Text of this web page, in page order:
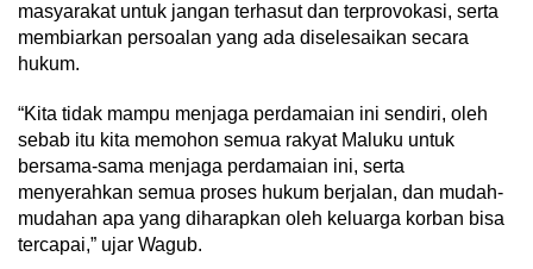
masyarakat untuk jangan terhasut dan terprovokasi, serta
membiarkan persoalan yang ada diselesaikan secara
hukum.
“Kita tidak mampu menjaga perdamaian ini sendiri, oleh
sebab itu kita memohon semua rakyat Maluku untuk
bersama-sama menjaga perdamaian ini, serta
menyerahkan semua proses hukum berjalan, dan mudah-
mudahan apa yang diharapkan oleh keluarga korban bisa
tercapai,” ujar Wagub.